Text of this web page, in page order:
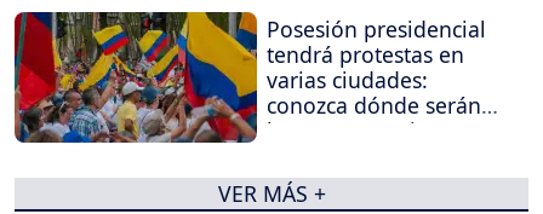
Posesión presidencial
tendrá protestas en
varias ciudades:
conozca dónde serán
las concentraciones
VER MÁS +